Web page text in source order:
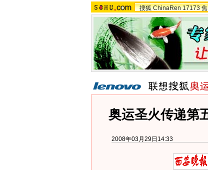
搜狐 ChinaRen 17173
奥运圣火传递第
2008年03月29日14:33